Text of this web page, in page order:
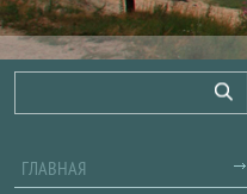
ГЛАВНАЯ